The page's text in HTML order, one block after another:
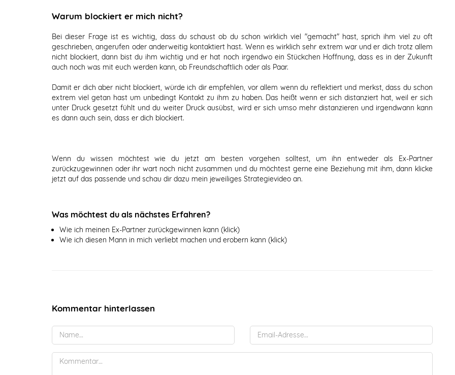
Warum blockiert er mich nicht?
Bei dieser Frage ist es wichtig, dass du schaust ob du schon wirklich viel "gemacht" hast, sprich ihm viel zu oft
geschrieben, angerufen oder anderweitig kontaktiert hast. Wenn es wirklich sehr extrem war und er dich trotz allem
nicht blockiert, dann bist du ihm wichtig und er hat noch irgendwo ein Stückchen Hoffnung, dass es in der Zukunft
auch noch was mit euch werden kann, ob Freundschaftlich oder als Paar.
Damit er dich aber nicht blockiert, würde ich dir empfehlen, vor allem wenn du reflektiert und merkst, dass du schon
extrem viel getan hast um unbedingt Kontakt zu ihm zu haben. Das heißt wenn er sich distanziert hat, weil er sich
unter Druck gesetzt fühlt und du weiter Druck ausübst, wird er sich umso mehr distanzieren und irgendwann kann
es dann auch sein, dass er dich blockiert.
Wenn du wissen möchtest wie du jetzt am besten vorgehen solltest, um ihn entweder als Ex-Partner
zurückzugewinnen oder ihr wart noch nicht zusammen und du möchtest gerne eine Beziehung mit ihm, dann klicke
jetzt auf das passende und schau dir dazu mein jeweiliges Strategievideo an.
Was möchtest du als nächstes Erfahren?
Wie ich meinen Ex-Partner zurückgewinnen kann (klick)
Wie ich diesen Mann in mich verliebt machen und erobern kann (klick)
Kommentar hinterlassen